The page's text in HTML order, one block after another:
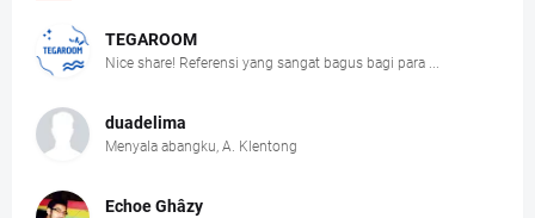
TEGAROOM
Nice share! Referensi yang sangat bagus bagi para ...
duadelima
Menyala abangku, A. Klentong
Echoe Ghâzy